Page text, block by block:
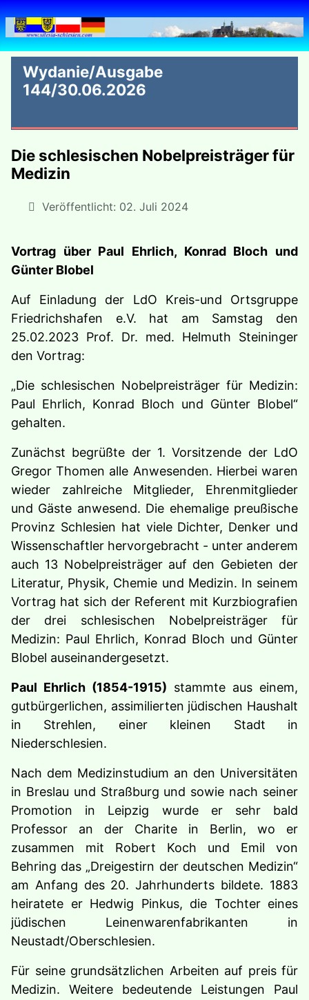
Wydanie/Ausgabe
144/30.06.2026
Die schlesischen Nobelpreisträger für
Medizin
Veröffentlicht: 02. Juli 2024
Vortrag über Paul Ehrlich, Konrad Bloch und
Günter Blobel
Auf Einladung der LdO Kreis-und Ortsgruppe
Friedrichshafen e.V. hat am Samstag den
25.02.2023 Prof. Dr. med. Helmuth Steininger
den Vortrag:
„Die schlesischen Nobelpreisträger für Medizin:
Paul Ehrlich, Konrad Bloch und Günter Blobel“
gehalten.
Zunächst begrüßte der 1. Vorsitzende der LdO
Gregor Thomen alle Anwesenden. Hierbei waren
wieder zahlreiche Mitglieder, Ehrenmitglieder
und Gäste anwesend. Die ehemalige preußische
Provinz Schlesien hat viele Dichter, Denker und
Wissenschaftler hervorgebracht - unter anderem
auch 13 Nobelpreisträger auf den Gebieten der
Literatur, Physik, Che­mie und Medizin. In seinem
Vortrag hat sich der Referent mit Kurzbiografien
der drei schlesischen Nobelpreisträger für
Medizin: Paul Ehrlich, Konrad Bloch und Günter
Blobel auseinandergesetzt.
Paul Ehrlich (1854-1915) stammte aus einem,
gutbürgerlichen, assimilierten jüdischen Haushalt
in Strehlen, einer kleinen Stadt in
Niederschlesien.
Nach dem Medizinstudium an den Universitäten
in Breslau und Straßburg und sowie nach seiner
Promotion in Leipzig wurde er sehr bald
Professor an der Charite in Berlin, wo er
zusammen mit Robert Koch und Emil von
Behring das „Dreigestirn der deutschen Medizin“
am Anfang des 20. Jahrhunderts bildete. 1883
heiratete er Hedwig Pinkus, die Tochter eines
jüdischen Leinenwarenfabrikanten in
Neustadt/Oberschlesien.
Für seine grundsätzlichen Arbeiten auf preis für
Medizin. Weitere bedeutende Leistungen Paul